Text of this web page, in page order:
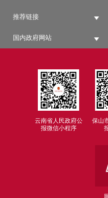
推荐链接
国内政府网站
云南省人民政府公
报微信小程序
保山